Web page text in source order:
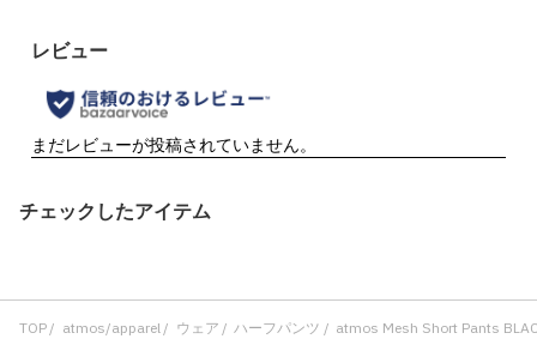
チェックしたアイテム
TOP atmos/apparel ウェア ハーフパンツ
atmos Mesh Short Pants